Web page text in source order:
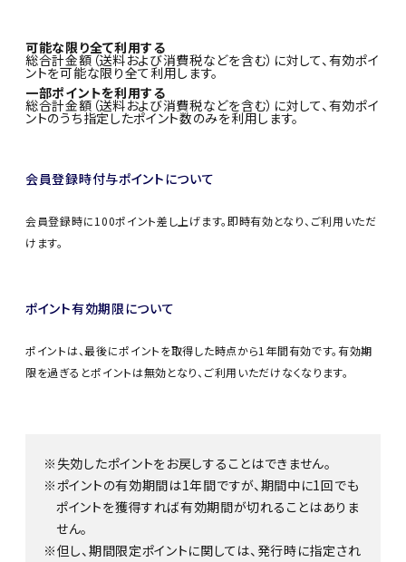
可能な限り全て利用する
総合計金額（送料および消費税などを含む）に対して、有効ポイ
ントを可能な限り全て利用します。
一部ポイントを利用する
総合計金額（送料および消費税などを含む）に対して、有効ポイ
ントのうち指定したポイント数のみを利用します。
会員登録時付与ポイントについて
会員登録時に100ポイント差し上げます。即時有効となり、ご利用いただ
けます。
ポイント有効期限について
ポイントは、最後にポイントを取得した時点から1年間有効です。有効期
限を過ぎるとポイントは無効となり、ご利用いただけなくなります。
失効したポイントをお戻しすることはできません。
ポイントの有効期間は1年間ですが、期間中に1回でも
ポイントを獲得すれば有効期間が切れることはありま
せん。
但し、期間限定ポイントに関しては、発行時に指定され